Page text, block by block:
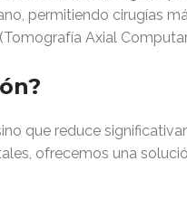
permitiendo cirugías
Axial
que reduce
ofrecemos una